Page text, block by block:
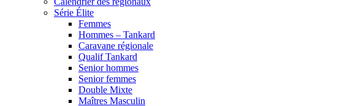
Série Élite
Femmes
Hommes – Tankard
Caravane régionale
Qualif Tankard
Senior hommes
Senior femmes
Double Mixte
Maîtres Masculin